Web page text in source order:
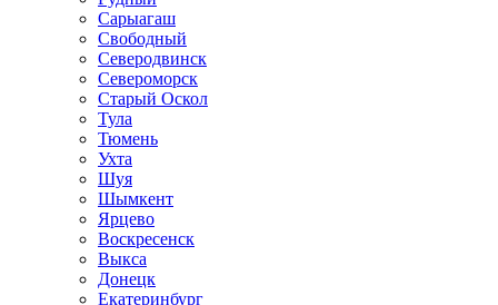
Сарыагаш
Свободный
Северодвинск
Североморск
Старый Оскол
Тула
Тюмень
Ухта
Шуя
Шымкент
Ярцево
Воскресенск
Выкса
Донецк
Екатеринбург